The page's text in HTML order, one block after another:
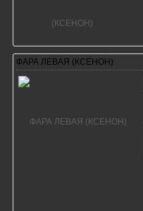
ФАРА ЛЕВАЯ (КСЕНОН)